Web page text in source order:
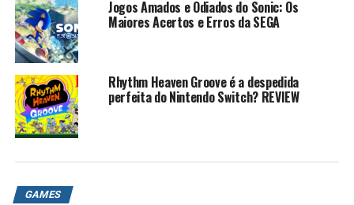
a mudança de jogabilidade. E pra piorar, ele saiu
exclusivamente para o Wii U — um console que teve
vendas bem fracas.
Jogos Amados e Odiados do Sonic: Os
Maiores Acertos e Erros da SEGA
Rhythm Heaven Groove é a despedida
perfeita do Nintendo Switch? REVIEW
GAMES